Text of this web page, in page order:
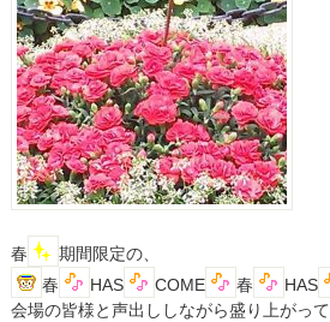
春
期間限定の、
春
HAS COME 春 HAS
会場の皆様と声出ししながら盛り上がって